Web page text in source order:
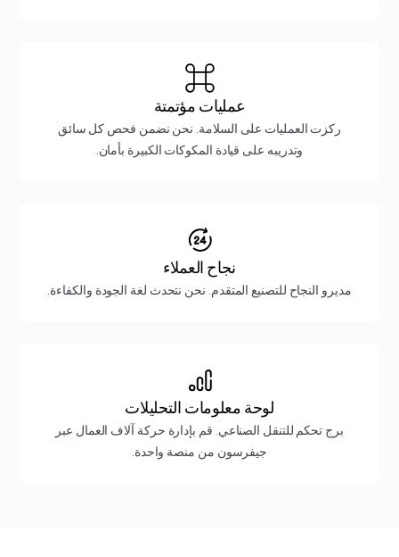
عمليات مؤتمتة
ركزت العمليات على السلامة. نحن نضمن فحص كل سائق
وتدريبه على قيادة المكوكات الكبيرة بأمان.
نجاح العملاء
مديرو النجاح للتصنيع المتقدم. نحن نتحدث لغة الجودة والكفاءة.
لوحة معلومات التحليلات
برج تحكم للتنقل الصناعي. قم بإدارة حركة آلاف العمال عبر
جيفرسون من منصة واحدة.